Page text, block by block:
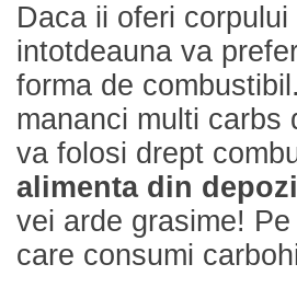
Daca ii oferi
intotdeauna va
forma de
mananci multi carbs
va folosi drept
alimenta din
vei arde grasime!
care consumi